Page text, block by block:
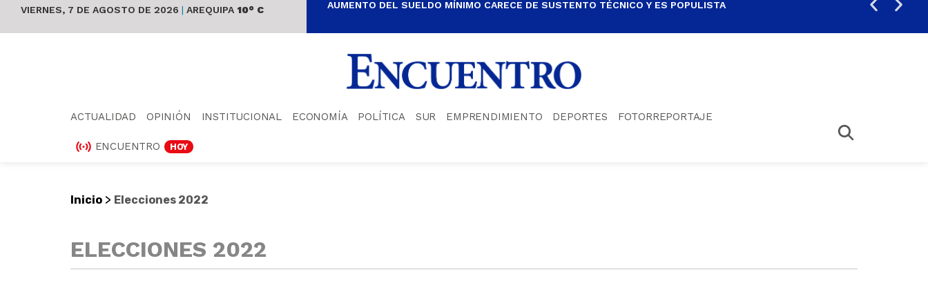
VIERNES, 7 DE AGOSTO DE 2026 | AREQUIPA 10° C AUMENTO DEL SUELDO MÍNIMO CARECE DE SUSTENTO TÉCNICO Y ES POPULISTA
ACTUALIDAD OPINIÓN INSTITUCIONAL ECONOMÍA POLÍTICA SUR EMPRENDIMIENTO DEPORTES FOTORREPORTAJE
ENCUENTRO HOY
Inicio > Elecciones 2022
ELECCIONES 2022